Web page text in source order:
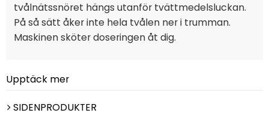
tvålnätssnöret hängs utanför tvättmedelsluckan.
På så sätt åker inte hela tvålen ner i trumman.
Maskinen sköter doseringen åt dig.
Upptäck mer
SIDENPRODUKTER